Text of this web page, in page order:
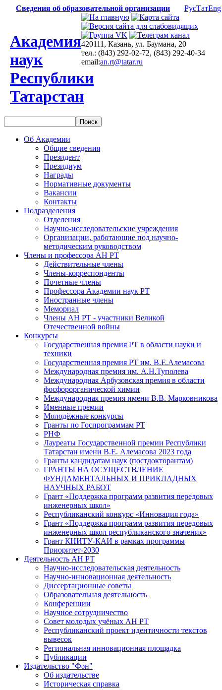
Сведения об образовательной организации РусТатEng
Академия
наук
Республики
Татарстан
420111, Казань, ул. Баумана, 20
тел.: (843) 292-02-72, (843) 292-40-34
email:an.rt@tatar.ru
Об Академии
Общие сведения
Президент
Президиум
Награды
Нормативные документы
Вакансии
Контакты
Подразделения
Отделения
Научно-исследовательские учреждения
Организации, работающие под научно-
методическим руководством
Члены и профессора АН РТ
Действительные члены
Члены-корреспонденты
Почетные члены
Профессора Академии наук РТ
Иностранные члены
Мемориал
Члены АН РТ - участники Великой
Отечественной войны
Конкурсы
Государственная премия РТ в области науки и
техники
Государственная премия РТ им. В.Е.Алемасова
Международная премия им. А.Н.Туполева
Международная Арбузовская премия в области
фосфорорганической химии
Международная премия имени В.В. Марковникова
Именные премии
Молодёжные конкурсы
Гранты по Госпрограммам РТ
РНФ
Лауреаты Государственной премии Республики
Татарстан имени В.Е. Алемасова 2023 года
Гранты кандидатам наук (постдокторантам)
ГРАНТЫ НА ОСУЩЕСТВЛЕНИЕ
ФУНДАМЕНТАЛЬНЫХ И ПРИКЛАДНЫХ
НАУЧНЫХ РАБОТ
Грант «Поддержка программ развития передовых
инженерных школ»
Республиканский конкурс «Инновация года»
Грант «Поддержка программ развития передовых
инженерных школ республиканского значения»
Грант КНИТУ-КАИ в рамках программы
Приоритет-2030
Деятельность АН РТ
Научно-исследовательская деятельность
Научно-инновационная деятельность
Диссертационные советы
Образовательная деятельность
Конференции
Научное сотрудничество
Совет молодых учёных АН РТ
Республиканский проект идентичности текстов
вывесок
Региональная инновационная площадка
Публикации
Издательство "Фән"
Об издательстве
Историческая справка